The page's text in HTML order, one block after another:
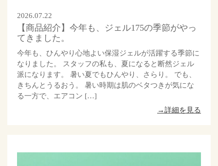
2026.07.22
【商品紹介】今年も、ジェル175の季節がやっ
てきました。
今年も、ひんやり心地よい保湿ジェルが活躍する季節に
なりました。 スタッフの私も、夏になると断然ジェル
派になります。 暑い夏でもひんやり、さらり。 でも、
きちんとうるおう。 暑い時期は肌のベタつきが気にな
る一方で、エアコン […]
→詳細を見る